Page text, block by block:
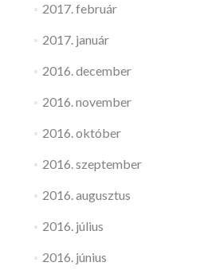
2017. február
2017. január
2016. december
2016. november
2016. október
2016. szeptember
2016. augusztus
2016. július
2016. június